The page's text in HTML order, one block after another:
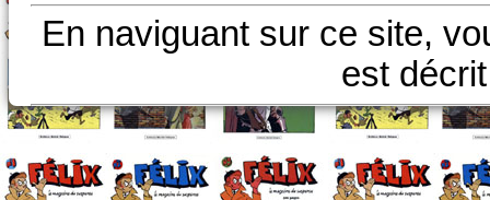
En naviguant sur ce site,
est